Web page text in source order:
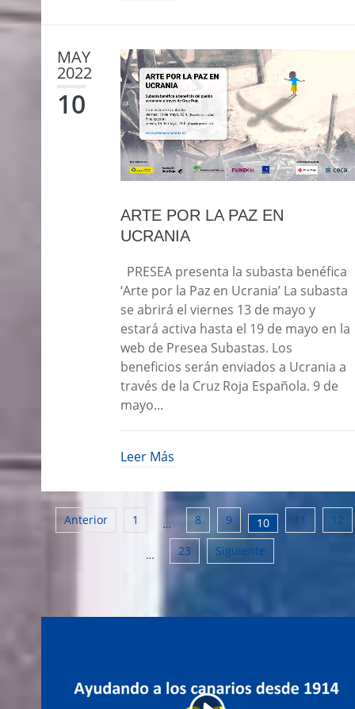
PRESEA
LA FUNDACIÓN
Accesibilidad
Transparencia
Estructura y Organización
CONTACTO
MAY
2022
10
ARTE POR LA PAZ EN
UCRANIA
PRESEA presenta la subasta benéfica
‘Arte por la Paz en Ucrania’ La subasta
se abrirá el viernes 13 de mayo y
estará activa hasta el 19 de mayo en la
web de Presea Subastas. Los
beneficios serán enviados a Ucrania a
través de la Cruz Roja Española. 9 de
mayo...
Leer Más
Anterior 1 … 8 9 10 11 12
… 23 Siguiente